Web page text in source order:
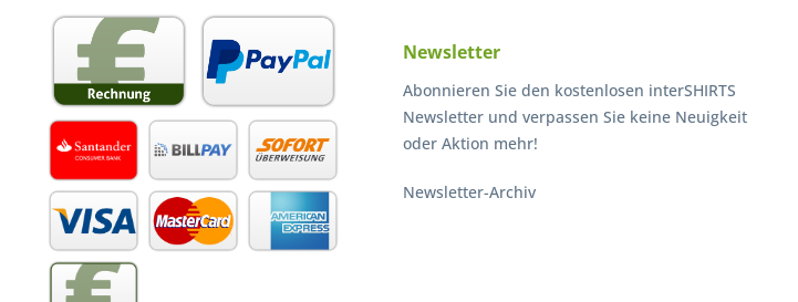
Newsletter
Abonnieren Sie den kostenlosen interSHIRTS
Newsletter und verpassen Sie keine Neuigkeit
oder Aktion mehr!
Newsletter-Archiv